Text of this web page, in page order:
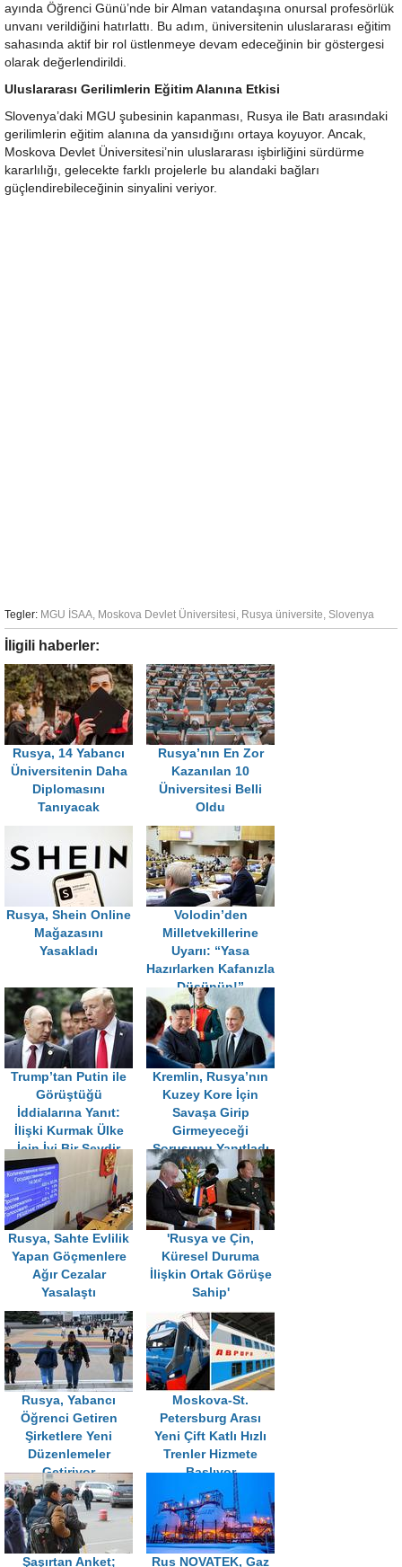
ayında Öğrenci Günü’nde bir Alman vatandaşına onursal profesörlük
unvanı verildiğini hatırlattı. Bu adım, üniversitenin uluslararası eğitim
sahasında aktif bir rol üstlenmeye devam edeceğinin bir göstergesi
olarak değerlendirildi.
Uluslararası Gerilimlerin Eğitim Alanına Etkisi
Slovenya’daki MGU şubesinin kapanması, Rusya ile Batı arasındaki
gerilimlerin eğitim alanına da yansıdığını ortaya koyuyor. Ancak,
Moskova Devlet Üniversitesi’nin uluslararası işbirliğini sürdürme
kararlılığı, gelecekte farklı projelerle bu alandaki bağları
güçlendirebileceğinin sinyalini veriyor.
Tegler: MGU İSAA, Moskova Devlet Üniversitesi, Rusya üniversite, Slovenya
İligili haberler:
Rusya, 14 Yabancı
Üniversitenin Daha
Diplomasını
Tanıyacak
Rusya’nın En Zor
Kazanılan 10
Üniversitesi Belli
Oldu
Rusya, Shein Online
Mağazasını
Yasakladı
Volodin’den
Milletvekillerine
Uyarıı: “Yasa
Hazırlarken Kafanızla
Düşünün!”
Trump’tan Putin ile
Görüştüğü
İddialarına Yanıt:
İlişki Kurmak Ülke
İçin İyi Bir Şeydir
Kremlin, Rusya’nın
Kuzey Kore İçin
Savaşa Girip
Girmeyeceği
Sorusunu Yanıtladı
Rusya, Sahte Evlilik
Yapan Göçmenlere
Ağır Cezalar
Yasalaştı
'Rusya ve Çin,
Küresel Duruma
İlişkin Ortak Görüşe
Sahip'
Rusya, Yabancı
Öğrenci Getiren
Şirketlere Yeni
Düzenlemeler
Getiriyor
Moskova-St.
Petersburg Arası
Yeni Çift Katlı Hızlı
Trenler Hizmete
Başlıyor
Şaşırtan Anket; Rus NOVATEK, Gaz